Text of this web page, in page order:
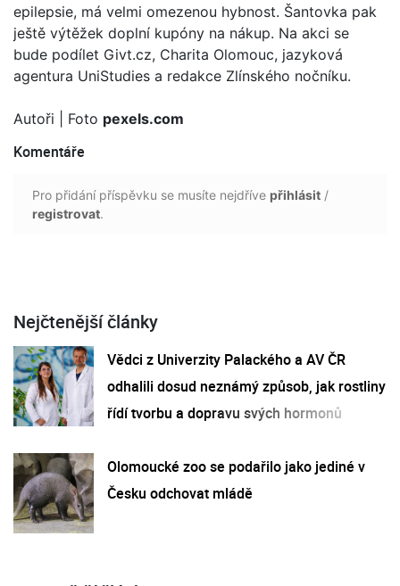
epilepsie, má velmi omezenou hybnost. Šantovka pak
ještě výtěžek doplní kupóny na nákup. Na akci se
bude podílet Givt.cz, Charita Olomouc, jazyková
agentura UniStudies a redakce Zlínského nočníku.
Autoři | Foto pexels.com
Komentáře
Pro přidání příspěvku se musíte nejdříve přihlásit /
registrovat.
Nejčtenější články
Vědci z Univerzity Palackého a AV ČR
odhalili dosud neznámý způsob, jak rostliny
řídí tvorbu a dopravu svých hormonů
Olomoucké zoo se podařilo jako jediné v
Česku odchovat mládě